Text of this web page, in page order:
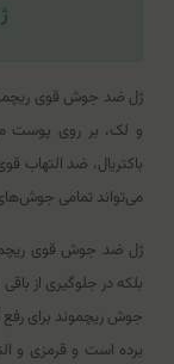
ژل ضد جوش قوی
و لک، بر روی پوست
باکتریال، ضد التهاب
می‌تواند تمامی
ژل ضد جوش قوی
بلکه در جلوگیری از
جوش ریچموند برای
برده است و قرمزی و